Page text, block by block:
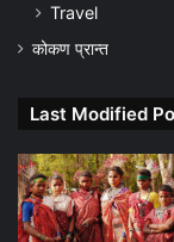
Travel
कोकण प्रान्त
Last Modified